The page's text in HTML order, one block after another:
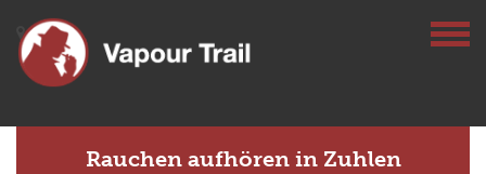
Rauchen aufhören in Zuhlen